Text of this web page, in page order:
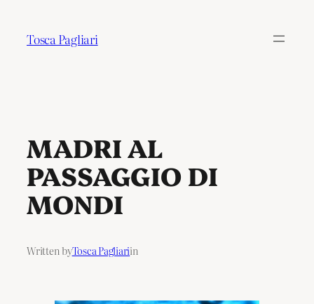
Tosca Pagliari
MADRI AL
PASSAGGIO DI
MONDI
Written byTosca Pagliariin